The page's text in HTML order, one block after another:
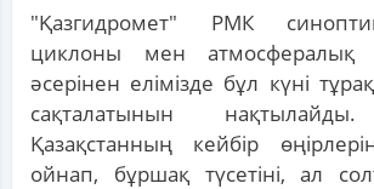
"Қазгидромет" РМК
циклоны мен атмосфералық
әсерінен елімізде бұл күні
сақталатынын
Қазақстанның кейбір
ойнап, бұршақ түсетіні, ал